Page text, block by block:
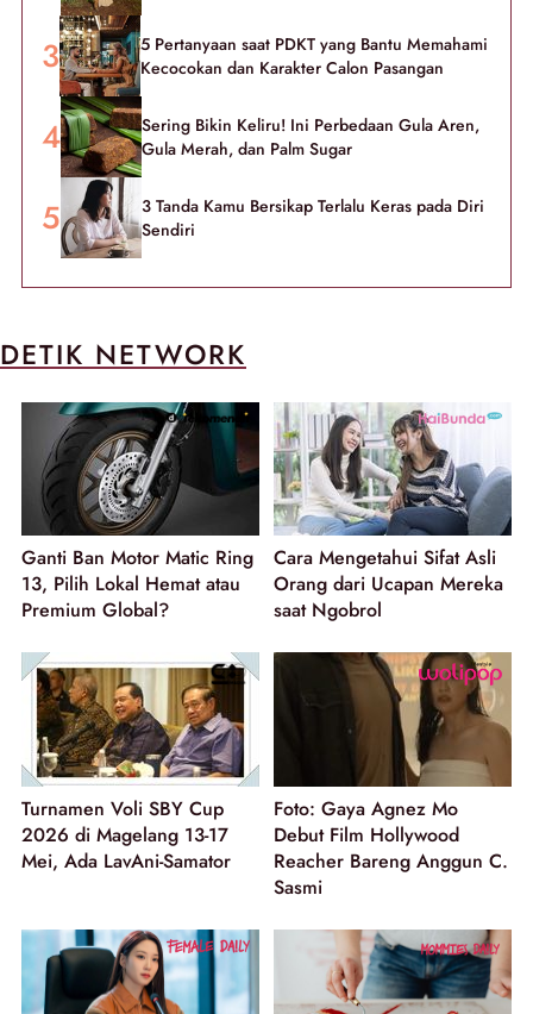
5 Pertanyaan saat PDKT yang Bantu Memahami
Kecocokan dan Karakter Calon Pasangan
Sering Bikin Keliru! Ini Perbedaan Gula Aren,
Gula Merah, dan Palm Sugar
3 Tanda Kamu Bersikap Terlalu Keras pada Diri
Sendiri
DETIK NETWORK
Ganti Ban Motor Matic Ring
13, Pilih Lokal Hemat atau
Premium Global?
Cara Mengetahui Sifat Asli
Orang dari Ucapan Mereka
saat Ngobrol
Turnamen Voli SBY Cup
2026 di Magelang 13-17
Mei, Ada LavAni-Samator
Foto: Gaya Agnez Mo
Debut Film Hollywood
Reacher Bareng Anggun C.
Sasmi